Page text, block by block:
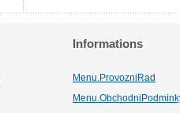
Informations
Menu.ProvozniRad